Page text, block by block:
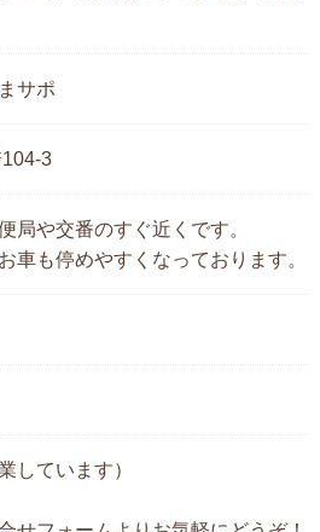
サポ
3
局や交番のすぐ近くです。
車も停めやすくなっております。
しています）